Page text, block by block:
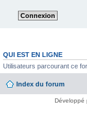
QUI EST EN LIGNE
Utilisateurs parcourant ce
Index du forum
Développé